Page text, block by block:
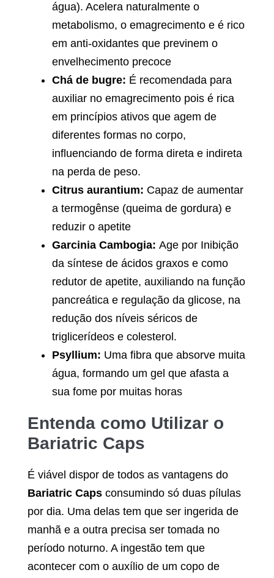
água). Acelera naturalmente o
metabolismo, o emagrecimento e é rico
em anti-oxidantes que previnem o
envelhecimento precoce
Chá de bugre: É recomendada para
auxiliar no emagrecimento pois é rica
em princípios ativos que agem de
diferentes formas no corpo,
influenciando de forma direta e indireta
na perda de peso.
Citrus aurantium: Capaz de aumentar
a termogênse (queima de gordura) e
reduzir o apetite
Garcinia Cambogia: Age por Inibição
da síntese de ácidos graxos e como
redutor de apetite, auxiliando na função
pancreática e regulação da glicose, na
redução dos níveis séricos de
triglicerídeos e colesterol.
Psyllium: Uma fibra que absorve muita
água, formando um gel que afasta a
sua fome por muitas horas
Entenda como Utilizar o
Bariatric Caps
É viável dispor de todos as vantagens do
Bariatric Caps consumindo só duas pílulas
por dia. Uma delas tem que ser ingerida de
manhã e a outra precisa ser tomada no
período noturno. A ingestão tem que
acontecer com o auxílio de um copo de